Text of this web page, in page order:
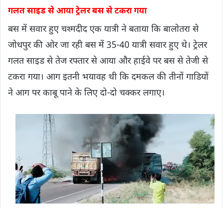
गलत साइड से आया ट्रेलर बस से टकरा गया
बस में सवार हुए चश्मदीद एक यात्री ने बताया कि बालोतरा से
जोधपुर की ओर जा रही बस में 35-40 यात्री सवार हुए थे। ट्रेलर
गलत साइड से तेज रफ्तार से आया और हाईवे पर बस से तेजी से
टकरा गया। आग इतनी भयावह थी कि दमकल की तीनों गाडियों
ने आग पर काबू पाने के लिए दो-दो चक्कर लगाए।